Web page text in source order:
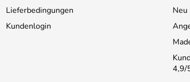
Lieferbedingungen
Kundenlogin
Neu
4,9/